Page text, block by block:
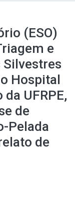
(ESO)
e
Silvestres
Hospital
UFRPE,
de
Pelada
de